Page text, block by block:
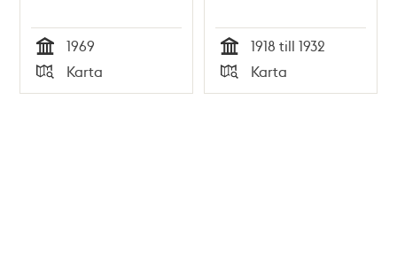
Tid
1969
Typ
Karta Tid
1918 till 1932
Typ
Karta